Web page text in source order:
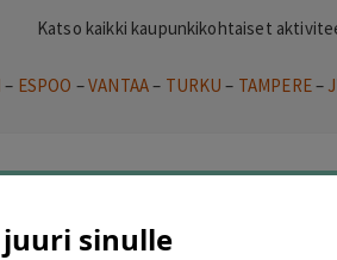
Katso kaikki kaupunkikohtaiset
– ESPOO –VANTAA– TURKU – TAMPERE–
sinulle